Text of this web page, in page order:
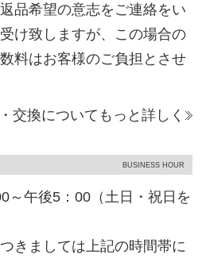
品希望の意志をご連絡をい
け致しますが、この場合の
料はお客様のご負担とさせ
交換についてもっと詳しく
BUSINESS HOUR
～午後5：00（土日・祝日を
きましては上記の時間帯に